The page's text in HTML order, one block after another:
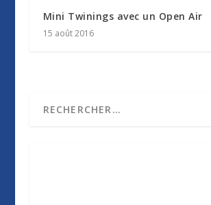
Mini Twinings avec un Open Air
15 août 2016